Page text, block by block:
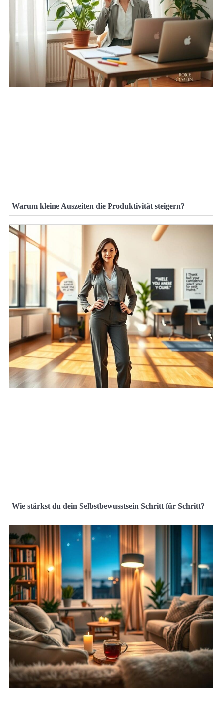
Warum kleine Auszeiten die Produktivität steigern?
Wie stärkst du dein Selbstbewusstsein Schritt für Schritt?